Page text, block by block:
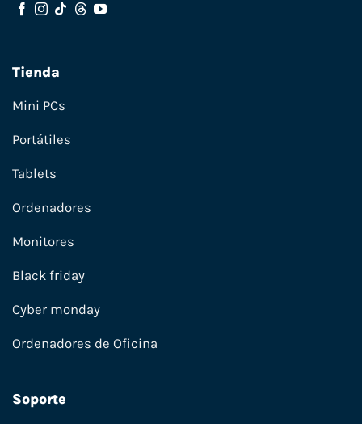
Tienda
Mini PCs
Portátiles
Tablets
Ordenadores
Monitores
Black friday
Cyber monday
Ordenadores de Oficina
Soporte